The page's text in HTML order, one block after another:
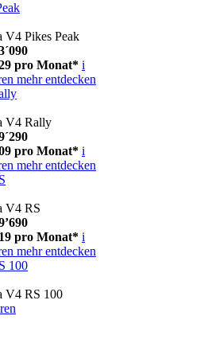
V4 Pikes Peak
pro Monat* i
mehr entdecken
V4 Rally
pro Monat* i
mehr entdecken
V4 RS
pro Monat* i
mehr entdecken
100
V4 RS 100